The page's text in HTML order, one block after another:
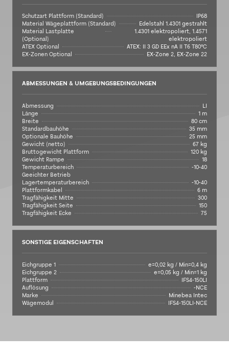
Schutzart Plattform (Standard)
IP68
Material Wägeplattform (Standard)
Edelstahl 1.4301 gestrahlt
Material Lastplatte
(Optional)
1.4301 elektropoliert, 1.4571
elektropoliert
ATEX Optional
ATEX: II 3 GD EEx nA II T6 T80°C
EX-Zonen Optional
EX-Zone 2, EX-Zone 22
ABMESSUNGEN & UMGEBUNGSBEDINGUNGEN
Abmessung
LI
Länge
1 m
Breite
80 cm
Standardbauhöhe
35 mm
Optionale Bauhöhe
25 mm
Gewicht (netto)
67 kg
Bruttogewicht Plattform
120 kg
Gewicht Rampe
18
Temperaturbereich
Geeichter Betrieb
-10-40
Lagertemperaturbereich
-10-40
Plattformkabel
6 m
Tragfähigkeit Mitte
300
Tragfähigkeit Seite
150
Tragfähigkeit Ecke
75
SONSTIGE EIGENSCHAFTEN
Eichgruppe 1
e=0,02 kg / Min=0,4 kg
Eichgruppe 2
e=0,05 kg / Min=1 kg
Plattform
IFS4-150LI
Auflösung
-NCE
Marke
Minebea Intec
Wägemodul
IFS4-150LI-NCE